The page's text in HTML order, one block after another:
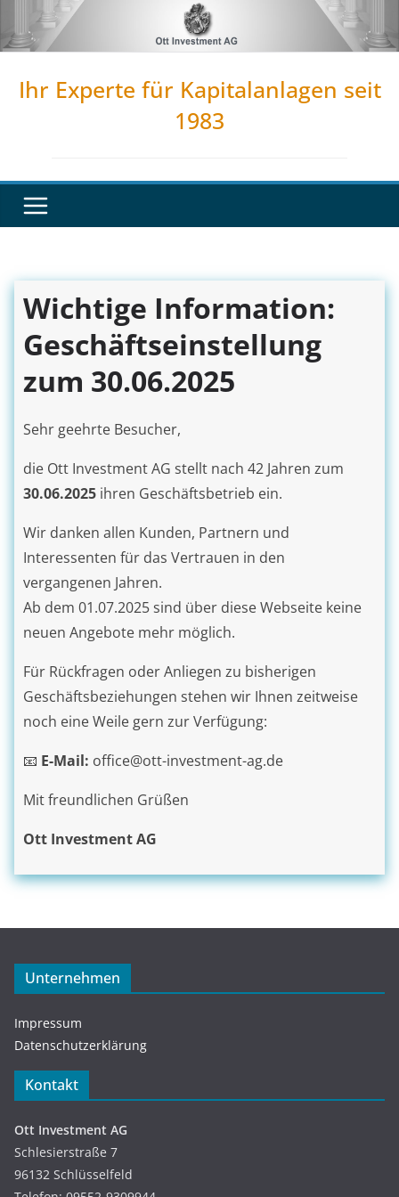
Inhalt
Ihr Experte für Kapitalanlagen seit
1983
Wichtige Information:
Geschäftseinstellung
zum 30.06.2025
Sehr geehrte Besucher,
die Ott Investment AG stellt nach 42 Jahren zum
30.06.2025 ihren Geschäftsbetrieb ein.
Wir danken allen Kunden, Partnern und
Interessenten für das Vertrauen in den
vergangenen Jahren.
Ab dem 01.07.2025 sind über diese Webseite keine
neuen Angebote mehr möglich.
Für Rückfragen oder Anliegen zu bisherigen
Geschäftsbeziehungen stehen wir Ihnen zeitweise
noch eine Weile gern zur Verfügung:
📧 E-Mail: office@ott-investment-ag.de
Mit freundlichen Grüßen
Ott Investment AG
Unternehmen
Impressum
Datenschutzerklärung
Kontakt
Ott Investment AG
Schlesierstraße 7
96132 Schlüsselfeld